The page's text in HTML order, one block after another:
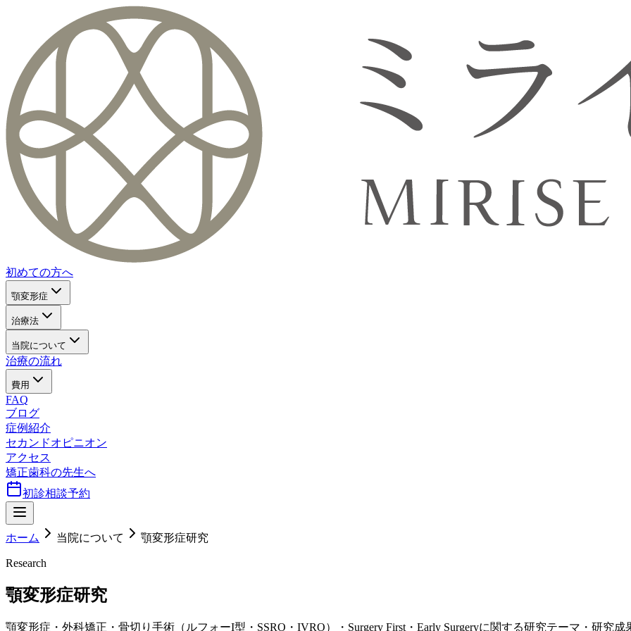
初めての方へ
顎変形症
治療法
当院について
治療の流れ
費用
FAQ
ブログ
症例紹介
セカンドオピニオン
アクセス
矯正歯科の先生へ
初診相談予約
ホーム 当院について 顎変形症研究
Research
顎変形症研究
顎変形症・外科矯正・骨切り手術（ルフォーI型・SSRO・IVRO）・Surgery First・Early Surgeryに関する研究テーマ・研究成